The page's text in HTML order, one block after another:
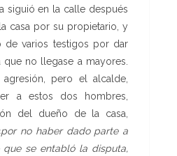
siguió en la calle después
casa por su propietario, y
de varios testigos por dar
que no llegase a mayores.
pero el alcalde,
a estos dos hombres,
del dueño de la casa,
por no haber dado parte a
se entabló la disputa,